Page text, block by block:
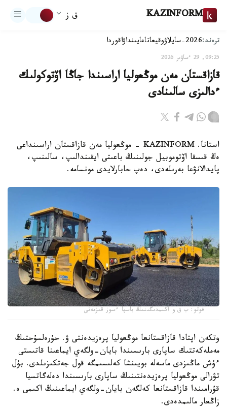
KAZINFORM ق ز
ترەند:2026-سايلاۋ وقيعاتاعايىنداۋاقوردا
09:25, 29 ءساۋىر 2026
قازاقستان مەن موڭعوليا اراسىندا جاڭا اۆتوكولىك
ءدالىزى سالىنادى
استانا. KAZINFORM - موڭعوليا مەن قازاقستان اراسىنداعى
ەڭ قىسقا اۆتوموبيل جولىنىڭ باعىتى ايقىندالىپ، سالىنىپ،
پايدالانۋعا بەرىلەدى، دەپ حابارلايدى مونسامە.
فوتو: ب ق و اكىمدىگىنىڭ باسپا ءسوز قىزمەتى
وتكەن اپتادا قازاقستانعا موڭعوليا پرەزيدەنتى ۋ. حۇرەلسۇحتىڭ
مەملەكەتتىك ساپارى بارىسىندا بايان-ولگەي ايماعىنا قاتىستى
ءۇش ماڭىزدى ماسەلە بويىنشا كەلىسىمگە قول جەتكىزىلدى. بۇل
تۋرالى موڭعوليا پرەزيدەنتىنىڭ ساپارى بارىسىندا دەلەگاتسيا
قۇرامىندا قازاقستانعا كەلگەن بايان-ولگەي ايماعىنىڭ اكىمى ە.
زاڭعار مالىمدەدى.